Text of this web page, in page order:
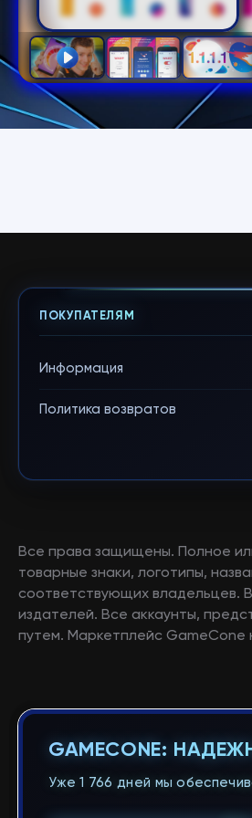
ПОКУПАТЕЛЯМ
Информация
Политика возвратов
Все права защищены. Полное
товарные знаки, логотипы,
соответствующих владельцев.
издателей. Все аккаунты,
путем. Маркетплейс GameCone
GAMECONE:
Уже 1 766 дней мы